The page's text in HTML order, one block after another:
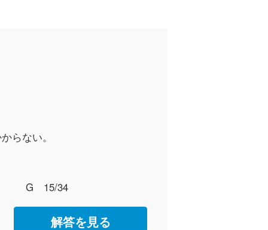
らない。
G 15/34
解答を見る